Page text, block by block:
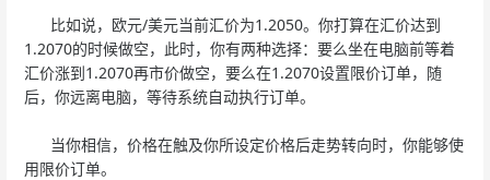
比如说，欧元/美元当前汇价为1.2050。你打算在汇价达到
1.2070的时候做空，此时，你有两种选择：要么坐在电脑前等着
汇价涨到1.2070再市价做空，要么在1.2070设置限价订单，随
后，你远离电脑，等待系统自动执行订单。
当你相信，价格在触及你所设定价格后走势转向时，你能够使
用限价订单。